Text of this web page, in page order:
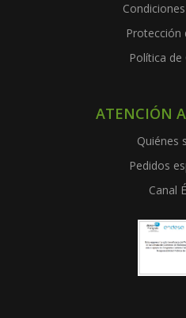
Protección
Política de
ATENCIÓN
Quiénes
Pedidos
Canal